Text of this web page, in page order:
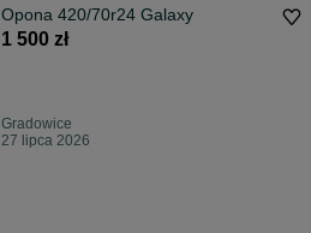
Opona 420/70r24 Galaxy
1 500 zł
Gradowice
27 lipca 2026